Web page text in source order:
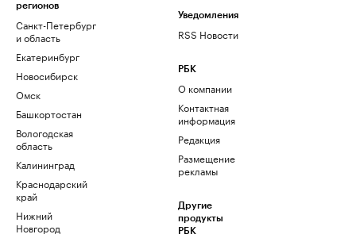
регионов
Санкт-Петербург
и область
Екатеринбург
Новосибирск
Омск
Башкортостан
Вологодская
область
Калининград
Краснодарский
край
Нижний
Новгород
Уведомления
RSS Новости
РБК
О компании
Контактная
информация
Редакция
Размещение
рекламы
Другие
продукты
РБК